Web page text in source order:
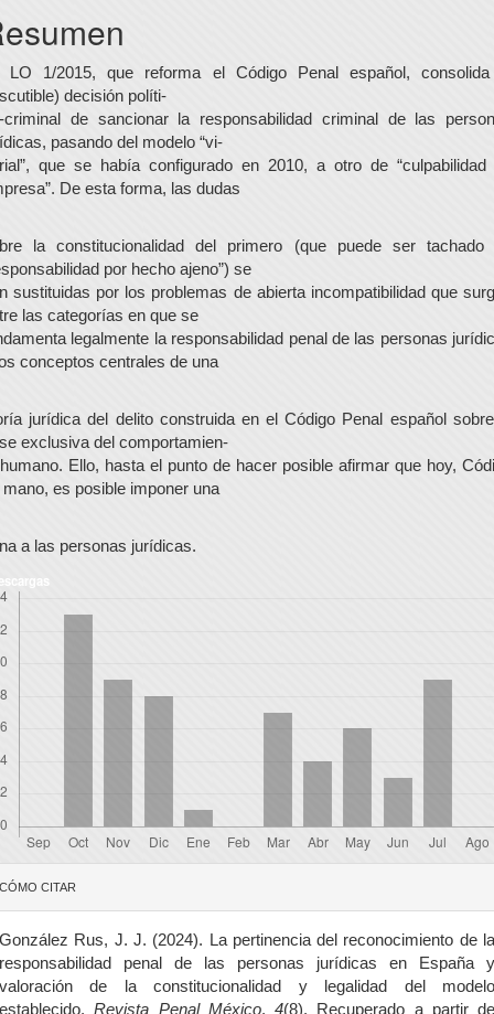
LO 1/2015, que reforma el Código Penal español,
decisión políti-
criminal de sancionar la responsabilidad criminal de las
pasando del modelo “vi-
que se había configurado en 2010, a otro de “culpabilidad
De esta forma, las dudas
la constitucionalidad del primero (que puede ser tachado
por hecho ajeno”) se
sustituidas por los problemas de abierta incompatibilidad que
las categorías en que se
legalmente la responsabilidad penal de las personas
conceptos centrales de una
jurídica del delito construida en el Código Penal español
exclusiva del comportamien-
Ello, hasta el punto de hacer posible afirmar que hoy,
mano, es posible imponer una
a las personas jurídicas.
CÓMO CITAR
González Rus, J. J. (2024). La pertinencia del reconocimiento de la
responsabilidad penal de las personas jurídicas en España y
valoración de la constitucionalidad y legalidad del modelo
establecido.Revista Penal México, 4(8). Recuperado a partir de